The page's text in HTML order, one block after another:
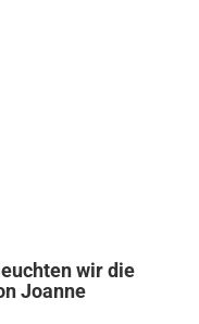
wir die
Joanne